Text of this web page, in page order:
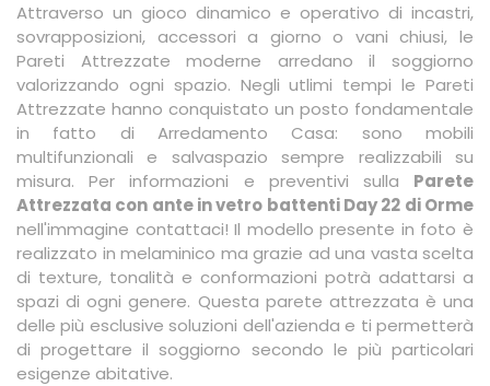
Attraverso un gioco dinamico e operativo di incastri,
sovrapposizioni, accessori a giorno o vani chiusi, le
Pareti Attrezzate moderne arredano il soggiorno
valorizzando ogni spazio. Negli utlimi tempi le Pareti
Attrezzate hanno conquistato un posto fondamentale
in fatto di Arredamento Casa: sono mobili
multifunzionali e salvaspazio sempre realizzabili su
misura. Per informazioni e preventivi sulla Parete
Attrezzata con ante in vetro battenti Day 22 di Orme
nell'immagine contattaci! Il modello presente in foto è
realizzato in melaminico ma grazie ad una vasta scelta
di texture, tonalità e conformazioni potrà adattarsi a
spazi di ogni genere. Questa parete attrezzata è una
delle più esclusive soluzioni dell'azienda e ti permetterà
di progettare il soggiorno secondo le più particolari
esigenze abitative.